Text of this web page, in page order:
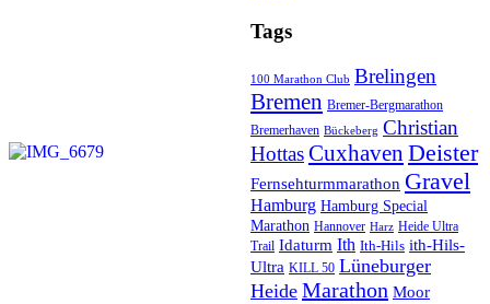
Tags
100 Marathon Club Brelingen
Bremen Bremer-Bergmarathon
Bremerhaven Bückeberg Christian
HottasCuxhaven Deister
Fernsehturmmarathon Gravel
Hamburg Hamburg Special
Marathon Hannover Harz Heide Ultra
Trail Idaturm Ith Ith-Hils ith-Hils-
Ultra KILL 50 Lüneburger
Heide Marathon Moor